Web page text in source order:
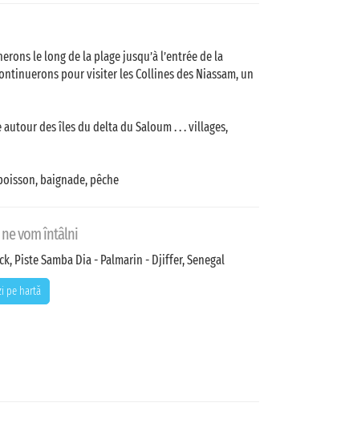
le long de la plage jusqu’à l’entrée de la
pour visiter les Collines des Niassam, un
des îles du delta du Saloum . . . villages,
baignade, pêche
vom întâlni
Piste Samba Dia - Palmarin - Djiffer, Senegal
pe hartă